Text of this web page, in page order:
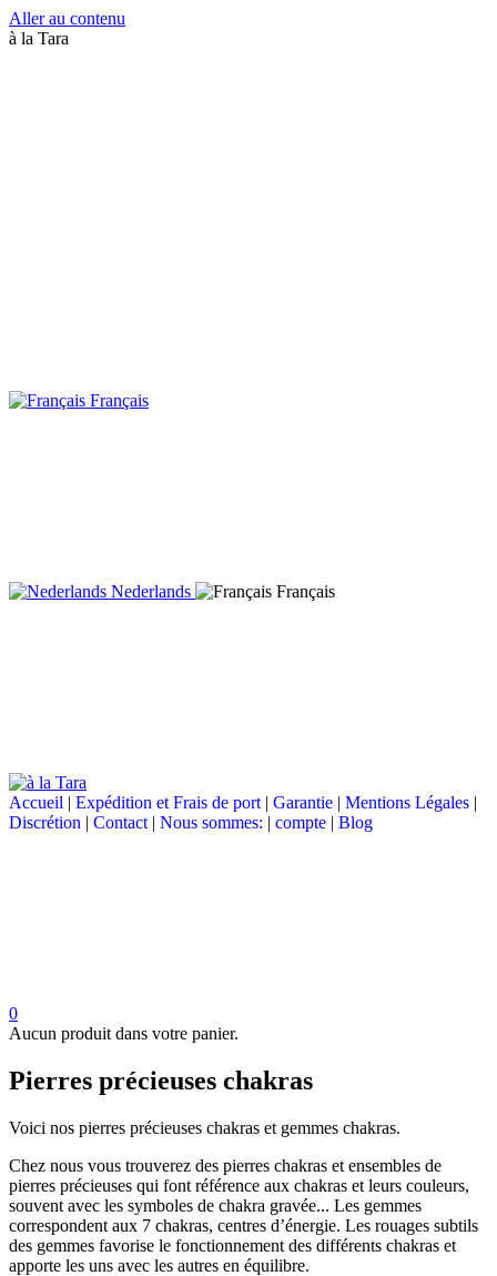
Aller au contenu
à la Tara
Français
Nederlands Français
Accueil | Expédition et Frais de port | Garantie | Mentions Légales |
Discrétion | Contact | Nous sommes: | compte | Blog
0
Aucun produit dans votre panier.
Pierres précieuses chakras
Voici nos pierres précieuses chakras et gemmes chakras.
Chez nous vous trouverez des pierres chakras et ensembles de
pierres précieuses qui font référence aux chakras et leurs couleurs,
souvent avec les symboles de chakra gravée... Les gemmes
correspondent aux 7 chakras, centres d’énergie. Les rouages subtils
des gemmes favorise le fonctionnement des différents chakras et
apporte les uns avec les autres en équilibre.